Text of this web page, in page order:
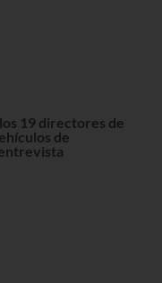
19 directores de
de